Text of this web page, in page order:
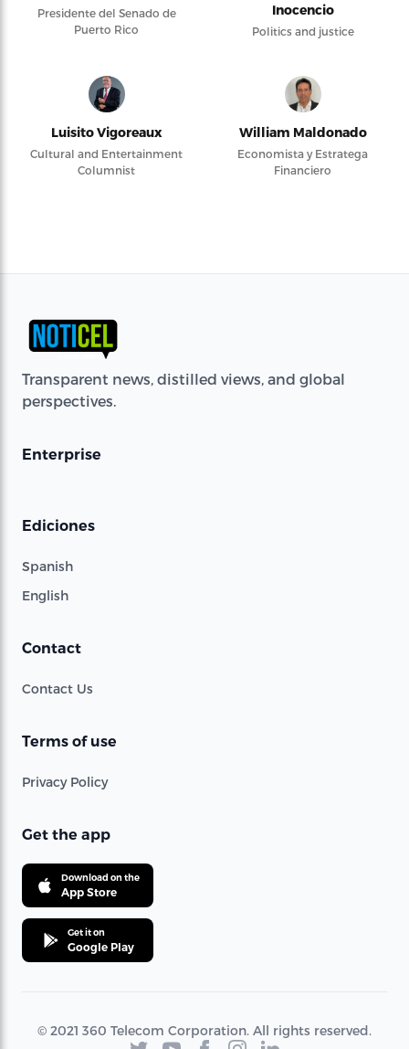
Presidente del Senado de
Puerto Rico
Inocencio
Politics and justice
Luisito Vigoreaux
Cultural and Entertainment
Columnist
William Maldonado
Economista y Estratega
Financiero
Transparent news, distilled views, and global
perspectives.
Enterprise
Ediciones
Spanish
English
Contact
Contact Us
Terms of use
Privacy Policy
Get the app
Download on the
App Store
Get it on
Google Play
© 2021 360 Telecom Corporation. All rights reserved.